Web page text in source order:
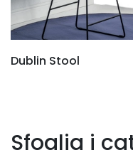
Dublin Stool
Sfoglia i